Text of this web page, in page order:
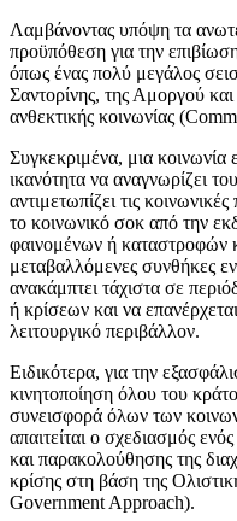
Λαμβάνοντας υπόψη τα
προϋπόθεση για την
όπως ένας πολύ μεγάλος
Σαντορίνης, της Αμοργού
ανθεκτικής κοινωνίας
Συγκεκριμένα, μια κοινωνία
ικανότητα να αναγνωρίζει
αντιμετωπίζει τις
το κοινωνικό σοκ από την
φαινομένων ή καταστροφών
μεταβαλλόμενες συνθήκες
ανακάμπτει τάχιστα σε
ή κρίσεων και να
λειτουργικό περιβάλλον.
Ειδικότερα, για την
κινητοποίηση όλου του
συνεισφορά όλων των
απαιτείται ο σχεδιασμός
και παρακολούθησης της
κρίσης στη βάση της
Government Approach).